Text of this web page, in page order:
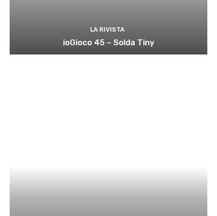
LA RIVISTA
ioGioco 45 – Solda Tiny